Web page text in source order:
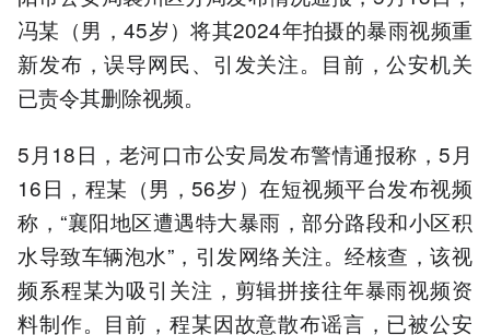
冯某（男，45岁）将其2024年拍摄的暴雨视频重
新发布，误导网民、引发关注。目前，公安机关
已责令其删除视频。
5月18日，老河口市公安局发布警情通报称，5月
16日，程某（男，56岁）在短视频平台发布视频
称，“襄阳地区遭遇特大暴雨，部分路段和小区积
水导致车辆泡水”，引发网络关注。经核查，该视
频系程某为吸引关注，剪辑拼接往年暴雨视频资
料制作。目前，程某因故意散布谣言，已被公安